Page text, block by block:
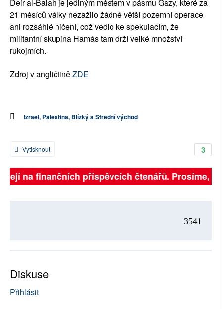
Deir al-Balah je jediným městem v pásmu Gazy, které za
21 měsíců války nezažilo žádné větší pozemní operace
ani rozsáhlé ničení, což vedlo ke spekulacím, že
militantní skupina Hamás tam drží velké množství
rukojmích.
Zdroj v angličtiněZDE
Izrael, Palestina, Blízký a Střední východ
3
Vytisknout
na finančních příspěvcích čtenářů. Prosíme,
3541
Diskuse
Přihlásit